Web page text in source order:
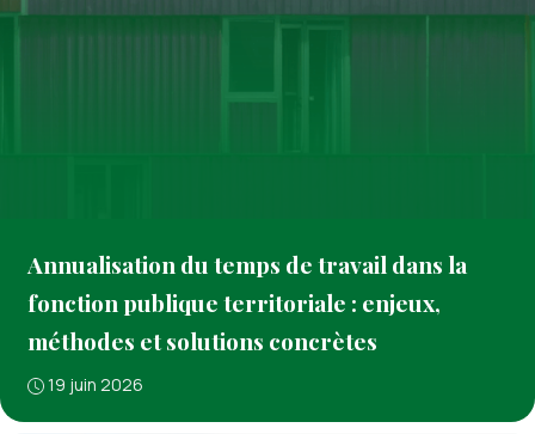
Annualisation du temps de travail dans la
fonction publique territoriale : enjeux,
méthodes et solutions concrètes
19 juin 2026